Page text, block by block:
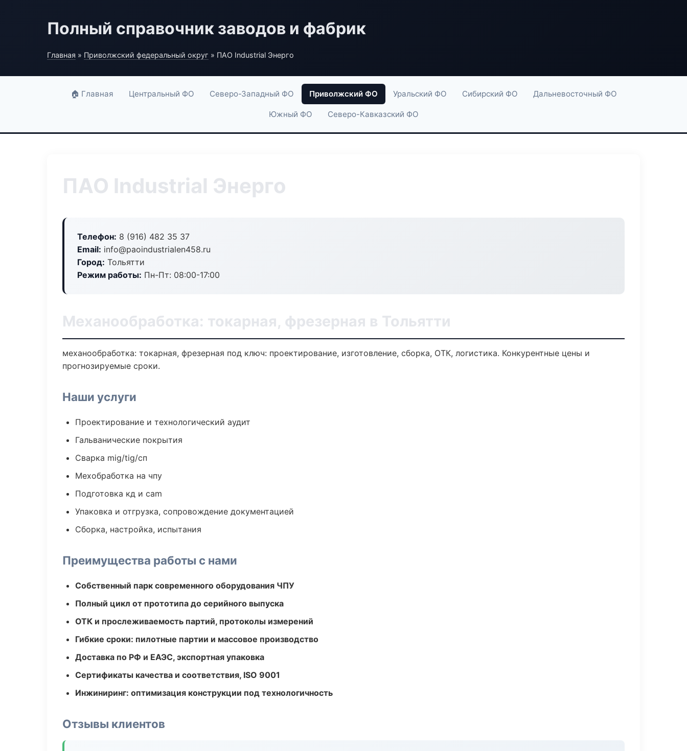
Полный справочник заводов и фабрик
Главная » Приволжский федеральный округ » ПАО Industrial Энерго
🏠 Главная Центральный ФО Северо-Западный ФО Приволжский ФО Уральский ФО Сибирский ФО Дальневосточный ФО
Южный ФО Северо-Кавказский ФО
ПАО Industrial Энерго
Телефон: 8 (916) 482 35 37
Email: info@paoindustrialen458.ru
Город: Тольятти
Режим работы: Пн-Пт: 08:00-17:00
Механообработка: токарная, фрезерная в Тольятти
механообработка: токарная, фрезерная под ключ: проектирование, изготовление, сборка, ОТК, логистика. Конкурентные цены и
прогнозируемые сроки.
Наши услуги
Проектирование и технологический аудит
Гальванические покрытия
Сварка mig/tig/сп
Мехобработка на чпу
Подготовка кд и cam
Упаковка и отгрузка, сопровождение документацией
Сборка, настройка, испытания
Преимущества работы с нами
Собственный парк современного оборудования ЧПУ
Полный цикл от прототипа до серийного выпуска
ОТК и прослеживаемость партий, протоколы измерений
Гибкие сроки: пилотные партии и массовое производство
Доставка по РФ и ЕАЭС, экспортная упаковка
Сертификаты качества и соответствия, ISO 9001
Инжиниринг: оптимизация конструкции под технологичность
Отзывы клиентов